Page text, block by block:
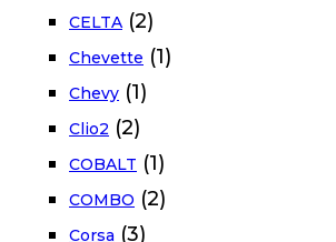
CELTA (2)
Chevette (1)
Chevy (1)
Clio2 (2)
COBALT (1)
COMBO (2)
Corsa (3)